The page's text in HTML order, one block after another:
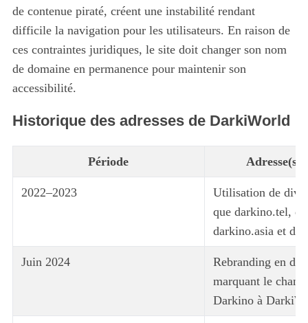
de contenue piraté, créent une instabilité rendant
difficile la navigation pour les utilisateurs. En raison de
ces contraintes juridiques, le site doit changer son nom
de domaine en permanence pour maintenir son
accessibilité.
Historique des adresses de DarkiWorld
Période Adresse(s)
2022–2023
Utilisation de
que darkino.tel,
darkino.asia et
Juin 2024
Rebranding en
marquant le
Darkino à